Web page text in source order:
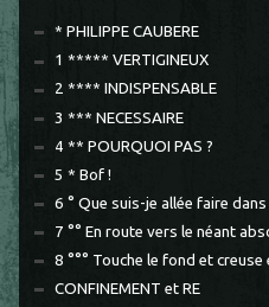
* PHILIPPE CAUBERE
1 ***** VERTIGINEUX
2 **** INDISPENSABLE
3 *** NECESSAIRE
4 ** POURQUOI PAS ?
5 * Bof !
6 ° Que suis-je allée faire
7 °° En route vers le néant
8 °°° Touche le fond et creuse
CONFINEMENT et RE